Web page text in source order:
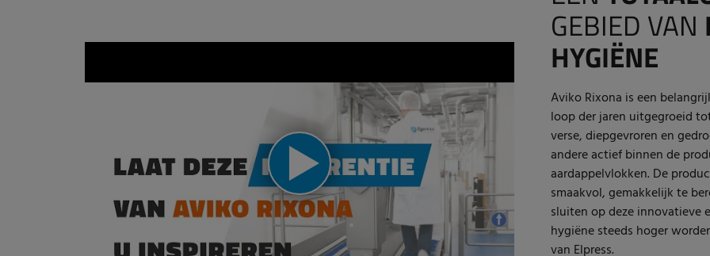
GEBIED VAN
HYGIËNE
Aviko Rixona is een
loop der jaren uitgegroeid
verse, diepgevroren en
andere actief binnen de
aardappelvlokken. De
smaakvol, gemakkelijk te
sluiten op deze innovatieve
hygiëne steeds hoger
van Elpress.